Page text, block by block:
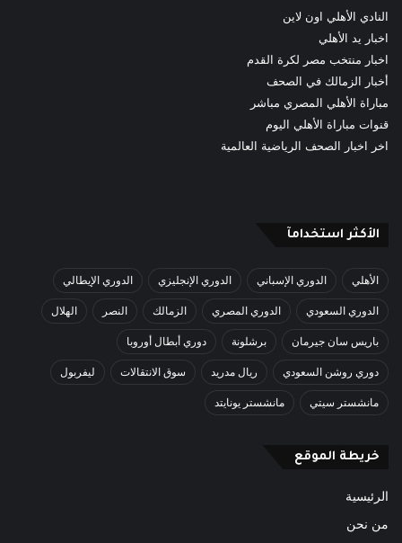
النادي الأهلي اون لاين
اخبار يد الأهلي
اخبار منتخب مصر لكرة القدم
أخبار الزمالك في الصحف
مباراة الأهلي المصري مباشر
قنوات مباراة الأهلي اليوم
اخر اخبار الصحف الرياضية العالمية
الأكثر استخدامآ
الأهلي الدوري الإسباني الدوري الإنجليزي الدوري الإيطالي
الدوري السعودي الدوري المصري الزمالك النصر الهلال
باريس سان جيرمان برشلونة دوري أبطال أوروبا
دوري روشن السعودي ريال مدريد سوق الانتقالات ليفربول
مانشستر سيتي مانشستر يونايتد
خريطة الموقع
الرئيسية
من نحن